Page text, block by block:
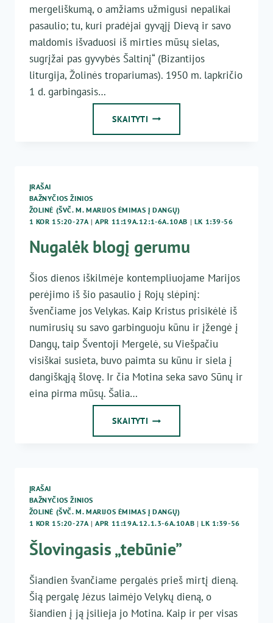
mergeliškumą, o amžiams užmigusi nepalikai
pasaulio; tu, kuri pradėjai gyvąjį Dievą ir savo
maldomis išvaduosi iš mirties mūsų sielas,
sugrįžai pas gyvybės Šaltinį“ (Bizantijos
liturgija, Žolinės tropariumas). 1950 m. lapkričio
1 d. garbingasis…
SKAITYTI ŽOLINĖS
ĮRAŠAI
BAŽNYČIOS ŽINIOS
ŽOLINĖ (ŠVČ. M. MARIJOS ĖMIMAS Į DANGŲ)
1 KOR 15:20-27A |APR 11:19A.12:1-6A.10AB | LK 1:39-56
Nugalėk blogį gerumu
Šios dienos iškilmėje kontempliuojame Marijos
perėjimo iš šio pasaulio į Rojų slėpinį:
švenčiame jos Velykas. Kaip Kristus prisikėlė iš
numirusių su savo garbinguoju kūnu ir įžengė į
Dangų, taip Šventoji Mergelė, su Viešpačiu
visiškai susieta, buvo paimta su kūnu ir siela į
dangiškąją šlovę. Ir čia Motina seka savo Sūnų ir
eina pirma mūsų. Šalia…
SKAITYTI NUGALĖK
ĮRAŠAI
BAŽNYČIOS ŽINIOS
ŽOLINĖ (ŠVČ. M. MARIJOS ĖMIMAS Į DANGŲ)
1 KOR 15:20-27A |APR 11:19A.12.1.3-6A.10AB | LK 1:39-56
Šlovingasis „tebūnie”
Šiandien švančiame pergalės prieš mirtį dieną.
Šią pergalę Jėzus laimėjo Velykų dieną, o
šiandien į ją įsilieja jo Motina. Kaip ir per visas